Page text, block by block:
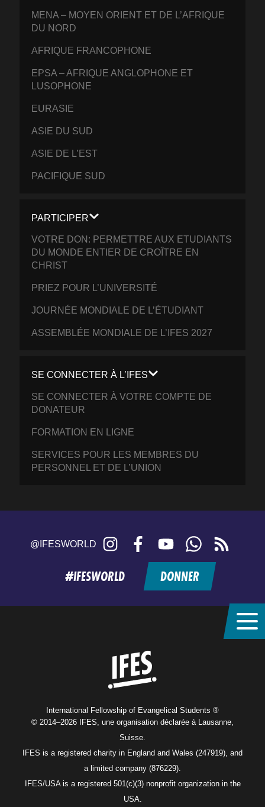
MENA – MOYEN ORIENT ET DE L’AFRIQUE
DU NORD
AFRIQUE FRANCOPHONE
EPSA – AFRIQUE ANGLOPHONE ET
LUSOPHONE
EURASIE
ASIE DU SUD
ASIE DE L’EST
PACIFIQUE SUD
PARTICIPER
VOTRE DON: PERMETTRE AUX ETUDIANTS
DU MONDE ENTIER DE CROÎTRE EN
CHRIST
PRIEZ POUR L’UNIVERSITÉ
JOURNÉE MONDIALE DE L’ÉTUDIANT
ASSEMBLÉE MONDIALE DE L’IFES 2027
SE CONNECTER À L’IFES
SE CONNECTER À VOTRE COMPTE DE
DONATEUR
FORMATION EN LIGNE
SERVICES POUR LES MEMBRES DU
PERSONNEL ET DE L’UNION
@IFESWORLD Instagram FacebookYouTubeWhatsApp
feed
#IFESWORLD DONNER
International Fellowship of Evangelical Students ®
© 2014–2026 IFES, une organisation déclarée à Lausanne,
Suisse.
IFES is a registered charity in England and Wales (247919), and
a limited company (876229).
IFES/USA is a registered 501(c)(3) nonprofit organization in the
USA.